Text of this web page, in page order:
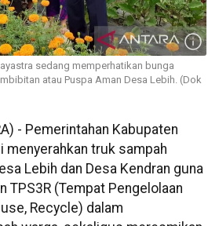
sedang memperhatikan bunga
atau Puspa Aman Desa Lebih. (Dok
- Pemerintahan Kabupaten
menyerahkan truk sampah
Lebih dan Desa Kendran guna
TPS3R (Tempat Pengelolaan
Recycle) dalam